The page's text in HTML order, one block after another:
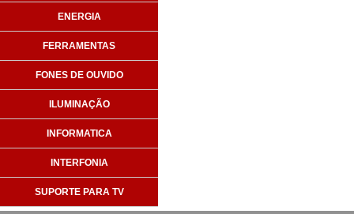
ENERGIA
FERRAMENTAS
FONES DE OUVIDO
ILUMINAÇÃO
INFORMATICA
INTERFONIA
SUPORTE PARA TV